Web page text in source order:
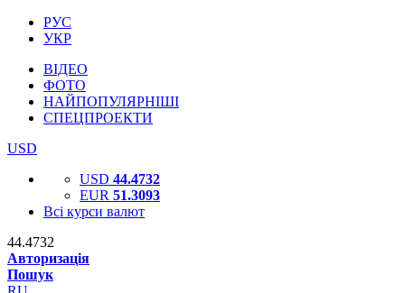
РУС
УКР
ВІДЕО
ФОТО
НАЙПОПУЛЯРНІШІ
СПЕЦПРОЕКТИ
USD
USD 44.4732
EUR 51.3093
Всі курси валют
44.4732
Авторизація
Пошук